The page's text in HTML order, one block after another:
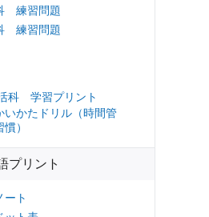
練習問題
練習問題
科 学習プリント
いかたドリル（時間管
）
リント
ート